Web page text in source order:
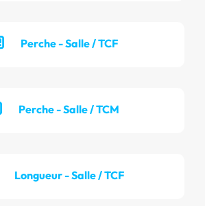
Perche - Salle / TCF
Perche - Salle / TCM
Longueur - Salle / TCF